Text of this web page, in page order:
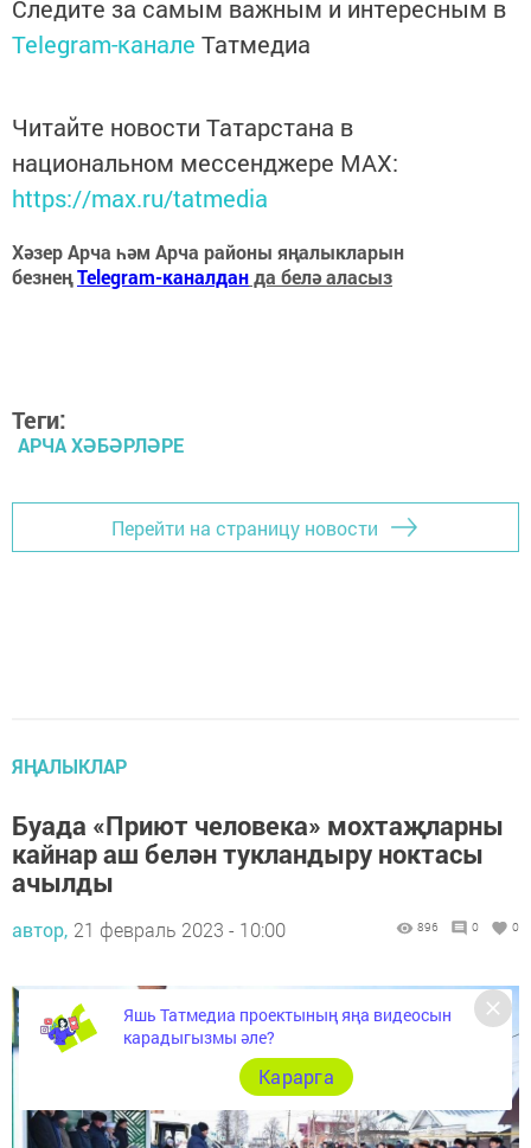
Следите за самым важным и интересным в
Telegram-канале Татмедиа
Читайте новости Татарстана в
национальном мессенджере MАХ:
https://max.ru/tatmedia
Хәзер Арча һәм Арча районы яңалыкларын
безнеңTelegram-каналданда белә аласыз
Теги:
АРЧА ХӘБӘРЛӘРЕ
Перейти на страницу новости
ЯҢАЛЫКЛАР
Буада «Приют человека» мохтаҗларны
кайнар аш белән тукландыру ноктасы
ачылды
автор, 21 февраль 2023 - 10:00 896 0 0
Яшь Татмедиа проектының яңа видеосын
карадыгызмы әле?
Карарга